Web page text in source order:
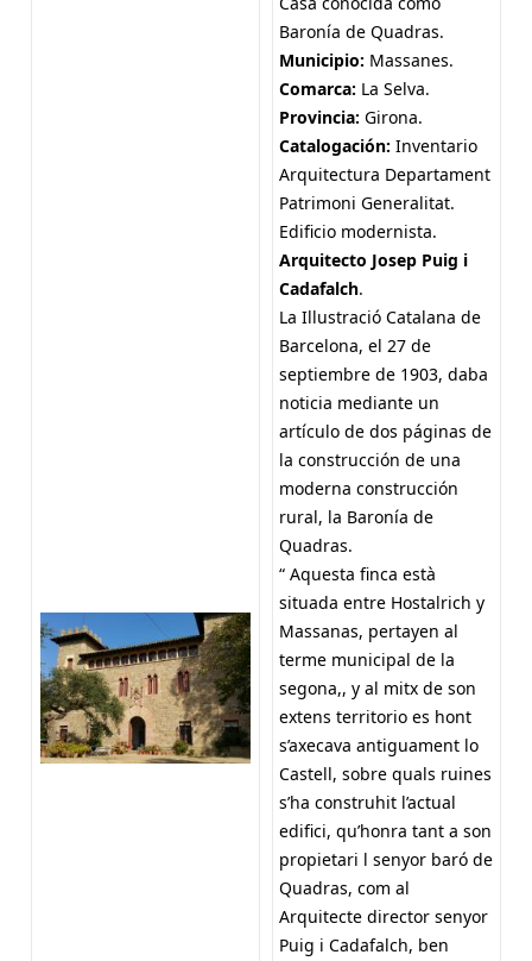
Baronía de Quadras.
Municipio: Massanes.
Comarca: La Selva.
Provincia: Girona.
Catalogación: Inventario
Arquitectura Departament
Patrimoni Generalitat.
Edificio modernista.
Arquitecto Josep Puig i
Cadafalch.
La Illustració Catalana de
Barcelona, el 27 de
septiembre de 1903, daba
noticia mediante un
artículo de dos páginas de
la construcción de una
moderna construcción
rural, la Baronía de
Quadras.
“ Aquesta finca està
situada entre Hostalrich y
Massanas, pertayen al
terme municipal de la
segona,, y al mitx de son
extens territorio es hont
s’axecava antiguament lo
Castell, sobre quals ruines
s’ha construhit l’actual
edifici, qu’honra tant a son
propietari l senyor baró de
Quadras, com al
Arquitecte director senyor
Puig i Cadafalch, ben